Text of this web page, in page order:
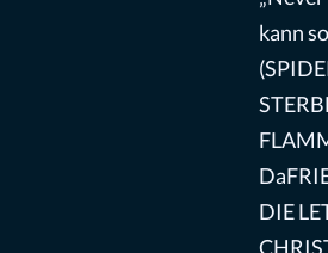
kann
DIE